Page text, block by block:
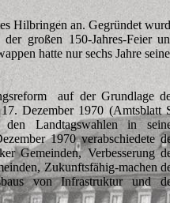
Hilbringen an. Gegründet
großen 150-Jahres-Feier
hatte nur sechs Jahre
auf der Grundlage
Dezember 1970 (Amtsblatt
Landtagswahlen in
1970 verabschiedete
Gemeinden, Verbesserung
Zukunftsfähig-machen
von Infrastruktur und